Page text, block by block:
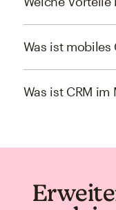
Was ist mobiles
Was ist CRM im